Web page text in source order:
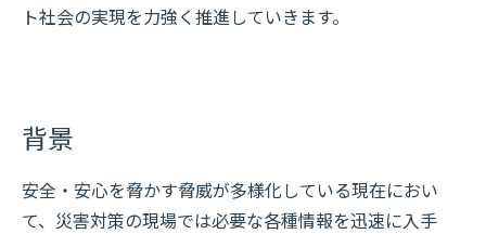
ト社会の実現を力強く推進していきます。
背景
安全・安心を脅かす脅威が多様化している現在におい
て、災害対策の現場では必要な各種情報を迅速に入手